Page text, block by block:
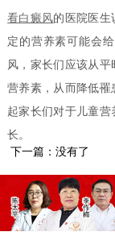
看白癜风的医院医生
定的营养素可能会
风，家长们应该从
营养素，从而降低罹
起家长们对于儿童
长。
下一篇：没有了